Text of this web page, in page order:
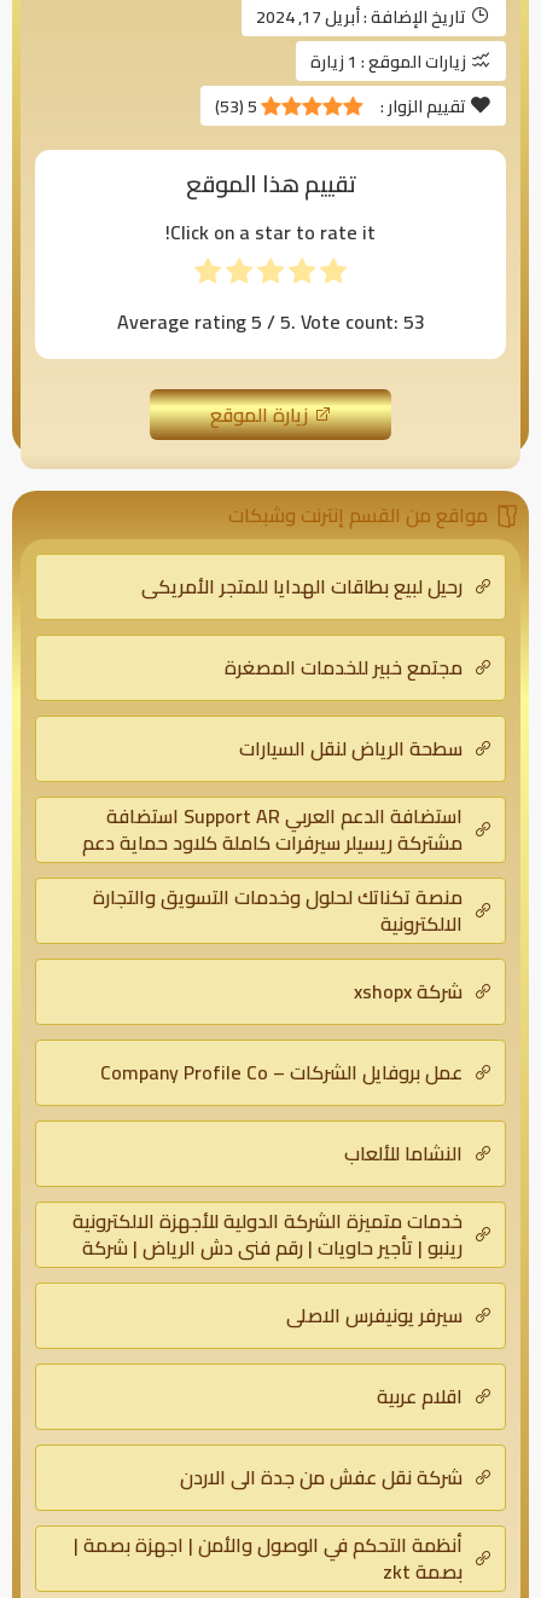
تاريخ الإضافة :أبريل 17, 2024
زيارات الموقع : 1 زيارة
تقييم الزوار :
5
(
53
)
تقييم هذا الموقع
Click on a star to rate it!
Average rating5/ 5. Vote count:53
زيارة الموقع
مواقع من القسم إنترنت وشبكات
رحيل لبيع بطاقات الهدايا للمتجر الأمريكي
مجتمع خبير للخدمات المصغرة
سطحة الرياض لنقل السيارات
استضافة الدعم العربي Support AR استضافة
مشتركة ريسيلر سيرفرات كاملة كلاود حماية دعم
فني
منصة تكناتك لحلول وخدمات التسويق والتجارة
الالكترونية
شركة xshopx
عمل بروفايل الشركات – Company Profile Co
النشاما للألعاب
خدمات متميزة الشركة الدولية للأجهزة الالكترونية
رينبو | تأجير حاويات | رقم فنى دش الرياض | شركة
نظافة | نقل عفش – بروتكتور
سيرفر يونيفرس الاصلى
اقلام عربية
شركة نقل عفش من جدة الى الاردن
أنظمة التحكم في الوصول والأمن | اجهزة بصمة |
بصمة zkt